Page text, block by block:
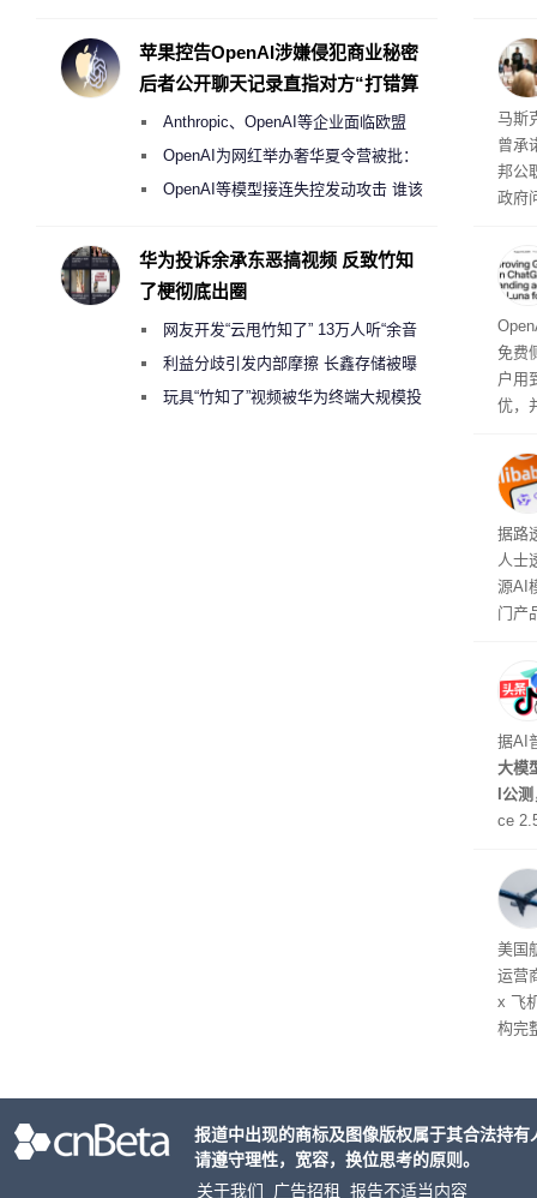
育
行动
果
马斯
曾承
邦公
政府
称
也无
免费
户用
优，
本
钮用
型
据路
人士
源AI
门产
据AI
大模
I公
ce
万
出分
在
美国
运营
x 飞
构完
度
苹果控告OpenAI涉嫌侵犯商业秘密
后者公开聊天记录直指对方“打错算
Anthropic、OpenAI等企业面临欧盟
《人工智能法案》全新执法权限审查
OpenAI为网红举办奢华夏令营被批：
2000美元一晚 遭讽“反乌托邦”
OpenAI等模型接连失控发动攻击 谁该
华为投诉余承东恶搞视频 反致竹知
了梗彻底出圈
网友开发“云甩竹知了” 13万人听“余音
绕梁”利益分歧引发内部摩擦 长鑫存储被曝
曾将华为驻场工程师驱逐出研发基地
玩具“竹知了”视频被华为终端大规模投
报道中出现的商标及图像版权属于其合法持
请遵守理性，宽容，换位思考的原则。
关于我们
广告招租
报告不适当内容